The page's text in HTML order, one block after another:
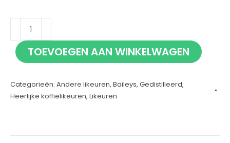
Baileys
100cl
aantalTOEVOEGEN AAN WINKELWAGEN
Categorieën: Andere likeuren, Baileys, Gedistilleerd,
Heerlijke koffielikeuren, Likeuren